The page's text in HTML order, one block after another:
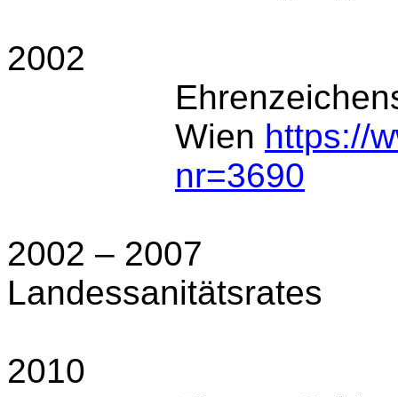
2002
Wien https://
nr=3690
2002 – 2007
Landessanitätsrates
2010